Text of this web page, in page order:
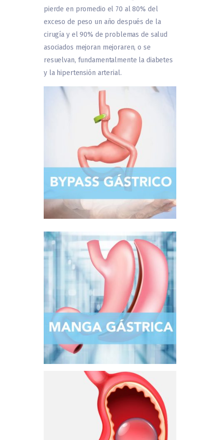
pierde en promedio el 70 al 80% del
exceso de peso un año después de la
cirugía y el 90% de problemas de salud
asociados mejoran mejoraren, o se
resuelvan, fundamentalmente la diabetes
y la hipertensión arterial.